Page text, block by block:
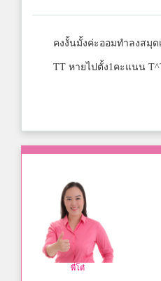
คงงั้นมั้งค่ะออมทำลงสมุ
TT หายไปตั้ง1คะแนน
พี่โต๋